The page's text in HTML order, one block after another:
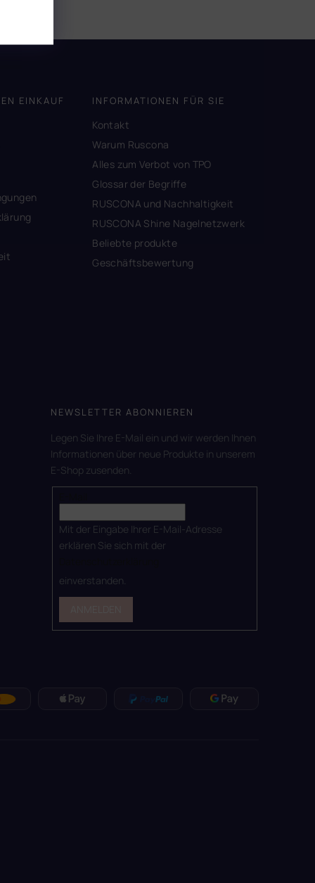
EINKAUF INFORMATIONEN FÜR SIE
Kontakt
Warum Ruscona
Alles zum Verbot von TPO
Glossar der Begriffe
RUSCONA und Nachhaltigkeit
RUSCONA Shine Nagelnetzwerk
Beliebte produkte
Geschäftsbewertung
NEWSLETTER ABONNIEREN
Legen Sie Ihre E-Mail ein und wir werden Ihnen
Informationen über neue Produkte in unserem
E-Shop zusenden.
Mit der Eingabe Ihrer E-Mail-Adresse
erklären Sie sich mit der
einverstanden.